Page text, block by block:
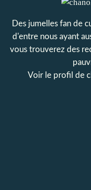
Des jumelles fan de
d'entre nous ayant
vous trouverez des
Voir le profil de